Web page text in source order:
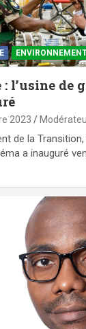
: l’usine de
2023
de la
a inauguré